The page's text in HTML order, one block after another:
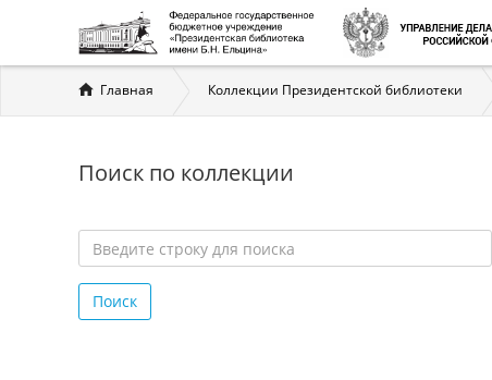
Вы
здесь
Главная Коллекции Президентской библиотеки
Поиск по коллекции
строку
для
Поиск